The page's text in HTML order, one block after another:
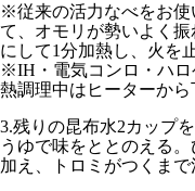
※従来の活力なべをお使
て、オモリが勢いよく
にして1分加熱し、火を
※IH・電気コンロ・ハロ
熱調理中はヒーターから
3.残りの昆布水2カップを
うゆで味をととのえる
加え、トロミがつくまで